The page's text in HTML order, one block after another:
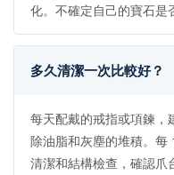
化。不確定自己的寶石是
多久清潔一次比較好？
每天配戴的戒指或項鍊
除油脂和灰塵的堆積。
清潔和結構檢查，確認爪